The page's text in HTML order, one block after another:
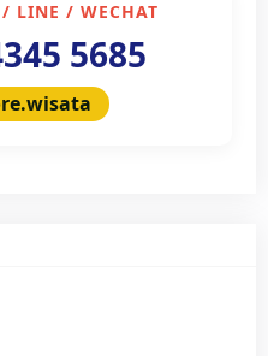
LINE / WECHAT
5685